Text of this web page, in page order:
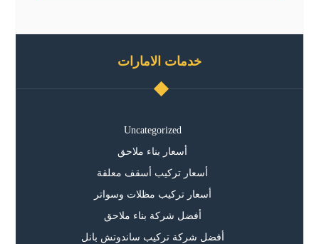
خدمات الامارات
Uncategorized
أسعار بناء ملاحق
أسعار تركيب أسقف معلقة
أسعار تركيب مظلات وسواتر
أفضل شركة بناء ملاحق
أفضل شركة تركيب ساندوتش بانل